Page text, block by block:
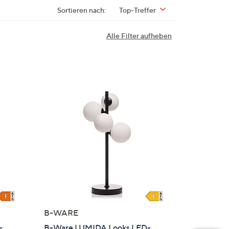
Sortieren nach: Top-Treffer
Alle Filter aufheben
B-WARE